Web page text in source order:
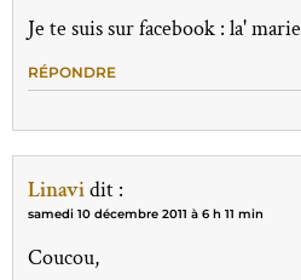
Je te suis sur facebook : la' marie
RÉPONDRE
Linavidit :
samedi 10 décembre 2011 à 6 h 11 min
Coucou,